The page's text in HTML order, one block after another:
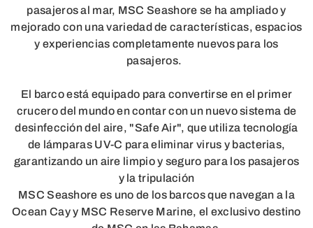
pasajeros al mar, MSC Seashore se ha ampliado y
mejorado con una variedad de características, espacios
y experiencias completamente nuevos para los
pasajeros.
El barco está equipado para convertirse en el primer
crucero del mundo en contar con un nuevo sistema de
desinfección del aire, "Safe Air", que utiliza tecnología
de lámparas UV-C para eliminar virus y bacterias,
garantizando un aire limpio y seguro para los pasajeros
y la tripulación
MSC Seashore es uno de los barcos que navegan a la
Ocean Cay y MSC Reserve Marine, el exclusivo destino